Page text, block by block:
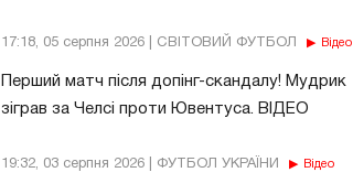
17:18, 05 серпня 2026 | СВІТОВИЙ ФУТБОЛ Відео
Перший матч після допінг-скандалу! Мудрик
зіграв за Челсі проти Ювентуса. ВІДЕО
19:32, 03 серпня 2026 | ФУТБОЛ УКРАЇНИ Відео